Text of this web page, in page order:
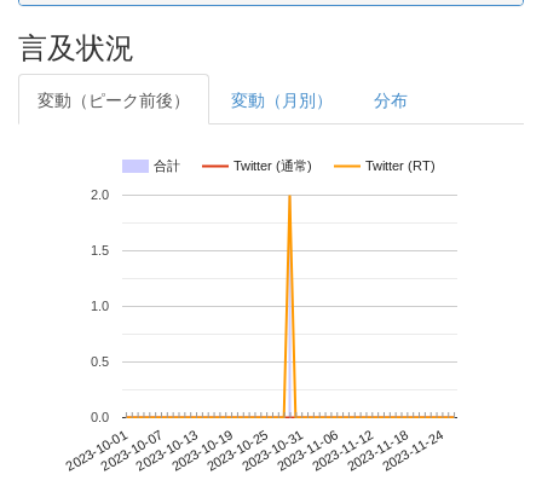
言及状況
変動（ピーク前後） 変動（月別） 分布
合計 Twitter (通常) Twitter (RT)
2023-10-012023-10-072023-10-132023-10-192023-10-252023-10-312023-11-062023-11-122023-11-182023-11-24
0.0
0.5
1.0
1.5
2.0